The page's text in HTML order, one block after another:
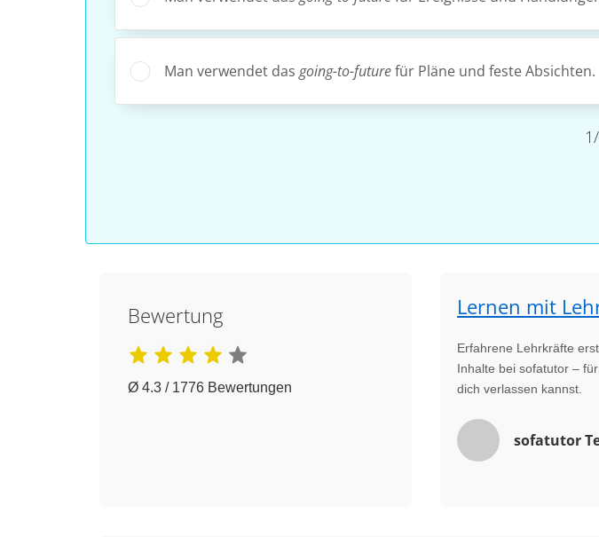
Man verwendet das going-to-futurefür Pläne und feste Absichten.
Bewertung
Ø 4.3 / 1776 Bewertungen
Lernen mit
Erfahrene Lehrkräfte
Inhalte bei sofatutor –
dich verlassen kannst.
sofatutor